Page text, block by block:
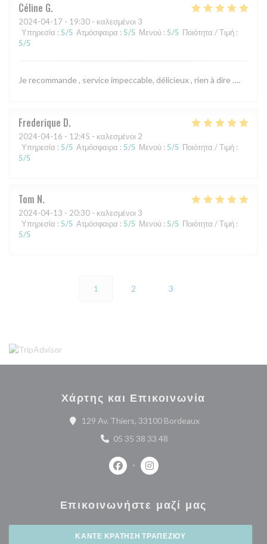
Céline G
2024-04-17 - 19:30 - καλεσμένοι 3
Υπηρεσία : 5/5 Ατμόσφαιρα : 5/5 Μενού : 5/5 Ποιότητα / Τιμή :
5/5
Je recommande , service impeccable, délicieux , rien à dire ….
Frederique D
2024-04-16 - 12:45 - καλεσμένοι 2
Υπηρεσία : 5/5 Ατμόσφαιρα : 5/5 Μενού : 5/5 Ποιότητα / Τιμή :
5/5
Tom N
2024-04-13 - 20:30 - καλεσμένοι 3
Υπηρεσία : 5/5 Ατμόσφαιρα : 5/5 Μενού : 5/5 Ποιότητα / Τιμή :
5/5
1 2 3
Χάρτης και Επικοινωνία
129 Av. Thiers, 33100 Bordeaux((ανοίγει σε νέο
05 35 38 33 48
Facebook ((ανοίγει σε νέο
Instagram ((ανοίγει σε νέο
Επικοινωνήστε μαζί μας
ΚΆΝΤΕ ΚΡΆΤΗΣΗ ΤΡΑΠΕΖΙΟΎ